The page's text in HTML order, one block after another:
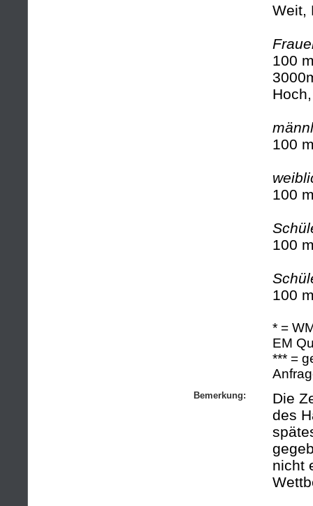
Weit,
100
100
100
100
100
* =
EM
*** =
Bemerkung:
Die
des
nicht